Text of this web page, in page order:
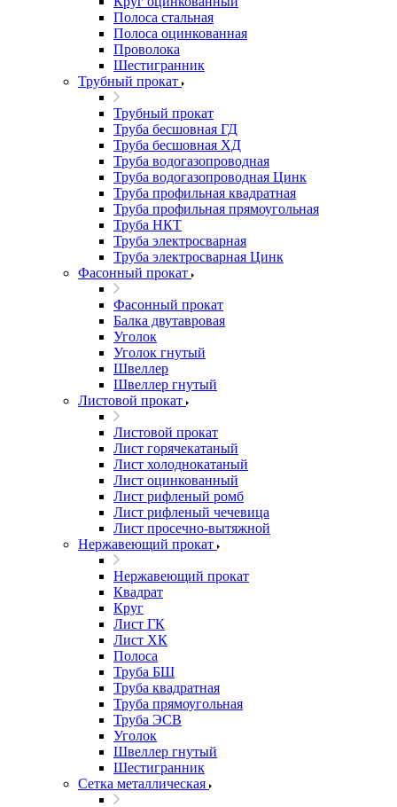
Полоса стальная
Полоса оцинкованная
Проволока
Шестигранник
Трубный прокат
Трубный прокат
Труба бесшовная ГД
Труба бесшовная ХД
Труба водогазопроводная
Труба водогазопроводная Цинк
Труба профильная квадратная
Труба профильная прямоугольная
Труба НКТ
Труба электросварная
Труба электросварная Цинк
Фасонный прокат
Фасонный прокат
Балка двутавровая
Уголок
Уголок гнутый
Швеллер
Швеллер гнутый
Листовой прокат
Листовой прокат
Лист горячекатаный
Лист холоднокатаный
Лист оцинкованный
Лист рифленый ромб
Лист рифленый чечевица
Лист просечно-вытяжной
Нержавеющий прокат
Нержавеющий прокат
Квадрат
Круг
Лист ГК
Лист ХК
Полоса
Труба БШ
Труба квадратная
Труба прямоугольная
Труба ЭСВ
Уголок
Швеллер гнутый
Шестигранник
Сетка металлическая